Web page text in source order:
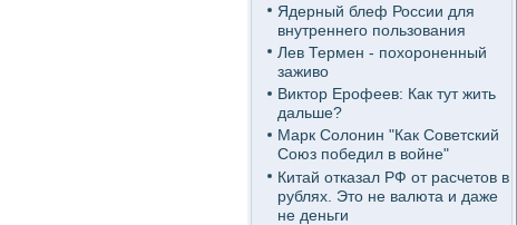
Ядерный блеф России для
внутреннего пользования
Лев Термен - похороненный
заживо
Виктор Ерофеев: Как тут жить
дальше?
Марк Солонин "Как Советский
Союз победил в войне"
Китай отказал РФ от расчетов в
рублях. Это не валюта и даже
не деньги